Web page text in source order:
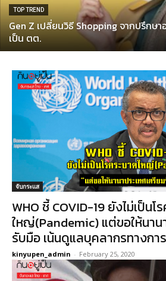
TOP TREND
Gen Z เปลี่ยนวิธี Shopping จากปรึกษา
เป็น ตต.
จับกระแส
WHO ชี้ COVID-19 ยังไม่เป็นโ
ใหญ่(Pandemic) แต่ขอให้นาน
รับมือ เน้นดูแลบุคลากรทางก
kinyupen_admin - February 25, 2020